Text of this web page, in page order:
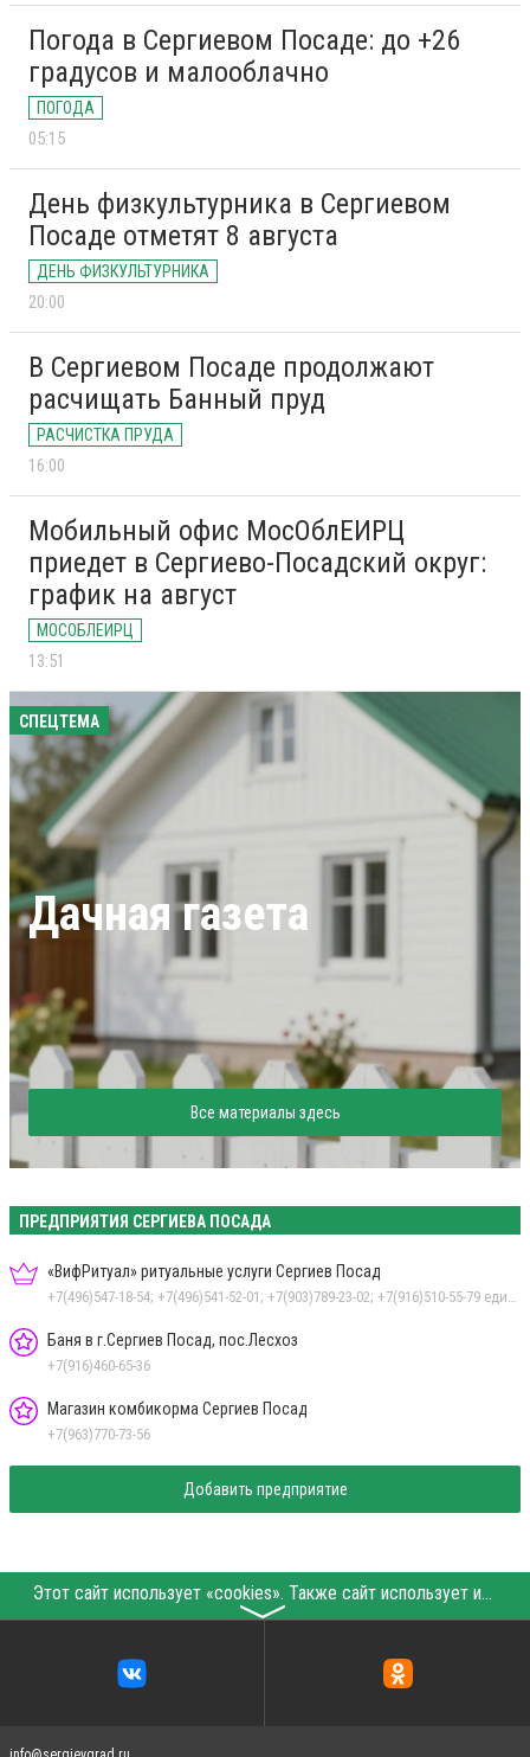
Погода в Сергиевом Посаде: до +26
градусов и малооблачно
ПОГОДА
05:15
День физкультурника в Сергиевом
Посаде отметят 8 августа
ДЕНЬ ФИЗКУЛЬТУРНИКА
20:00
В Сергиевом Посаде продолжают
расчищать Банный пруд
РАСЧИСТКА ПРУДА
16:00
Мобильный офис МосОблЕИРЦ
приедет в Сергиево-Посадский округ:
график на август
МОСОБЛЕИРЦ
13:51
СПЕЦТЕМА
Дачная газета
Все материалы здесь
ПРЕДПРИЯТИЯ СЕРГИЕВА ПОСАДА
«ВифРитуал» ритуальные услуги Сергиев Посад
+7(496)547-18-54; +7(496)541-52-01; +7(903)789-23-02; +7(916)510-55-79 единые номера на все адреса
Баня в г.Сергиев Посад, пос.Лесхоз
+7(916)460-65-36
Магазин комбикорма Сергиев Посад
+7(963)770-73-56
Добавить предприятие
Этот сайт использует «cookies». Также сайт использует интернет-сервис для сбора технических данных касательно посетителей с целью получения маркетинговой и статистической информации. Условия обработки данных посетителей сайта см.
〉